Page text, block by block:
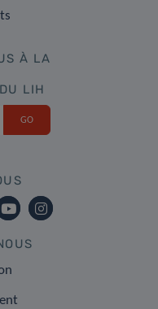
À LA
LIH